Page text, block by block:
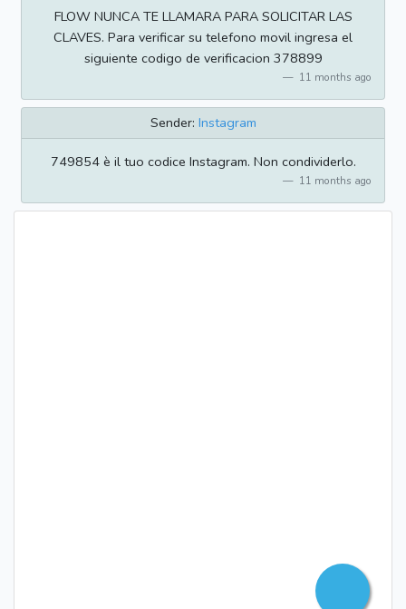
FLOW NUNCA TE LLAMARA PARA SOLICITAR LAS
CLAVES. Para verificar su telefono movil ingresa el
siguiente codigo de verificacion 378899
11 months ago
Sender: Instagram
749854 è il tuo codice Instagram. Non condividerlo.
11 months ago